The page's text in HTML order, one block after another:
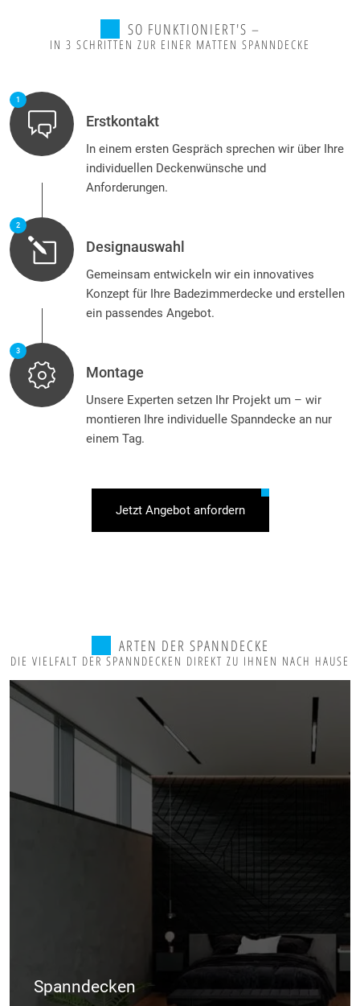
SO FUNKTIONIERT'S –
IN 3 SCHRITTEN ZUR EINER MATTEN SPANNDECKE
1
Erstkontakt
In einem ersten Gespräch sprechen wir über Ihre
individuellen Deckenwünsche und
Anforderungen.
2
Designauswahl
Gemeinsam entwickeln wir ein innovatives
Konzept für Ihre Badezimmerdecke und erstellen
ein passendes Angebot.
3
Montage
Unsere Experten setzen Ihr Projekt um – wir
montieren Ihre individuelle Spanndecke an nur
einem Tag.
Jetzt Angebot anfordern
ARTEN DER SPANNDECKE
DIE VIELFALT DER SPANNDECKEN DIREKT ZU IHNEN NACH HAUSE
Spanndecken